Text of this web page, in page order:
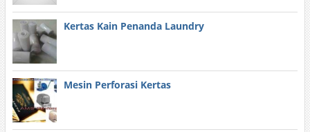
Kertas Kain Penanda Laundry
Mesin Perforasi Kertas